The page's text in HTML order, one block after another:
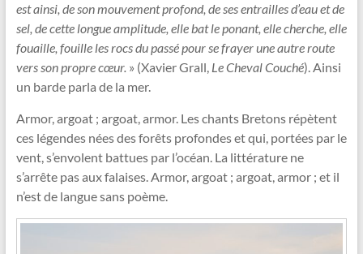
est ainsi, de son mouvement profond, de ses entrailles d’eau et de
sel, de cette longue amplitude, elle bat le ponant, elle cherche, elle
fouaille, fouille les rocs du passé pour se frayer une autre route
vers son propre cœur. » (Xavier Grall, Le Cheval Couché). Ainsi
un barde parla de la mer.
Armor, argoat ; argoat, armor. Les chants Bretons répètent
ces légendes nées des forêts profondes et qui, portées par le
vent, s’envolent battues par l’océan. La littérature ne
s’arrête pas aux falaises. Armor, argoat ; argoat, armor ; et il
n’est de langue sans poème.